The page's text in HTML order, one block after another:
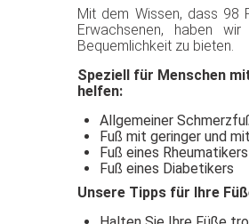
Mit dem Wissen, dass 98
Erwachsenen, haben
Bequemlichkeit zu bieten.
Speziell für Menschen
helfen:
Allgemeiner
Fuß mit geringer und
Fuß eines Rheumatikers
Fuß eines Diabetikers
Unsere Tipps für Ihre